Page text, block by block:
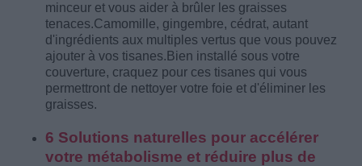
minceur et vous aider à brûler les graisses
tenaces.Camomille, gingembre, cédrat, autant
d'ingrédients aux multiples vertus que vous pouvez
ajouter à vos tisanes. Bien installé sous votre
couverture, craquez pour ces tisanes qui vous
permettront de nettoyer votre foie et d'éliminer les
graisses.
6 Solutions naturelles pour accélérer
votre métabolisme et réduire plus de